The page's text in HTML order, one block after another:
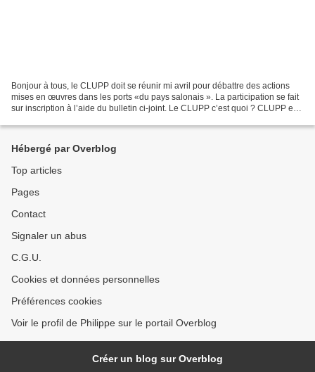
Bonjour à tous, le CLUPP doit se réunir mi avril pour débattre des actions
mises en œuvres dans les ports «du pays salonais ». La participation se fait
sur inscription à l’aide du bulletin ci-joint. Le CLUPP c’est quoi ? CLUPP est
Hébergé par Overblog
Top articles
Pages
Contact
Signaler un abus
C.G.U.
Cookies et données personnelles
Préférences cookies
Voir le profil de Philippe sur le portail Overblog
Créer un blog sur Overblog